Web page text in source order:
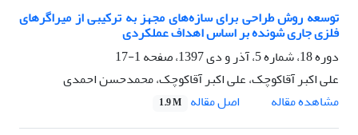
توسعه روش طراحی برای سازه‌های مجهز به ترکیبی از میراگرهای
فلزی جاری شونده بر اساس اهداف عملکردی
دوره 18، شماره 5، آذر و دی 1397، صفحه
1-17
علی اکبر آقاکوچک، علی اکبر آقاکوچک، محمدحسن احمدی
مشاهده مقاله
اصل مقاله 1.9 M